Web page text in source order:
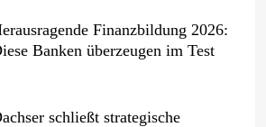
Finanzbildung 2026:
Banken überzeugen im Test
schließt strategische